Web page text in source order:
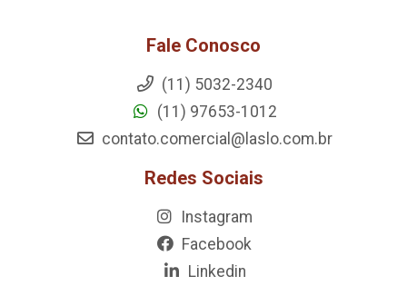
Fale Conosco
(11) 5032-2340
(11) 97653-1012
contato.comercial@laslo.com.br
Redes Sociais
Instagram
Facebook
Linkedin